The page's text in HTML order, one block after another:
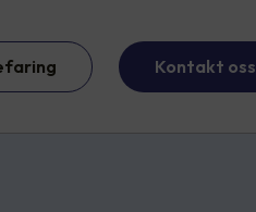
Kontakt oss